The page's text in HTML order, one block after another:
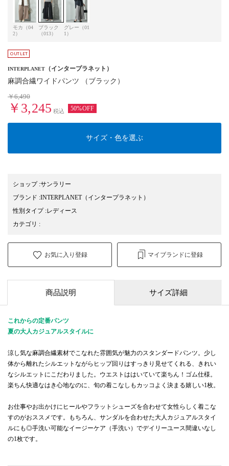
モカ（04
2）
ブラック
（013）
グレー（01
1）
INTERPLANET （インタープラネット）
麻調合繊ワイドパンツ （ブラック）
￥6,490
￥3,245 税込 50%OFF
サイズ・色を選ぶ
ショップ:サンラリー
ブランド :INTERPLANET（インタープラネット）
性別タイプ:レディース
カテゴリ :
お気に入り登録 マイブランドに登録
商品説明 サイズ詳細
これからの定番パンツ
夏の大人カジュアルスタイルに
涼し気な麻調合繊素材でこなれた雰囲気が魅力のスタンダードパンツ。少し
体から離れたシルエットながらヒップ回りはすっきり見せてくれる、きれい
なシルエットにこだわりました。ウエストははいていて楽ちん！ゴム仕様。
楽ちん快適なはき心地なのに、旬の着こなしもカッコよく決まる嬉しい1枚。
お仕事やお出かけにヒールやフラットシューズを合わせて女性らしく着こな
すのがおススメです。もちろん、サンダルを合わせた大人カジュアルスタイ
ルにも◎手洗い可能なイージーケア（手洗い）でデイリーユース間違いなし
の1枚です。